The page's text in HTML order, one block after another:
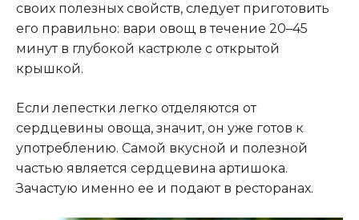
своих полезных свойств, следует приготовить
его правильно: вари овощ в течение 20–45
минут в глубокой кастрюле с открытой
крышкой.
Если лепестки легко отделяются от
сердцевины овоща, значит, он уже готов к
употреблению. Самой вкусной и полезной
частью является сердцевина артишока.
Зачастую именно ее и подают в ресторанах.